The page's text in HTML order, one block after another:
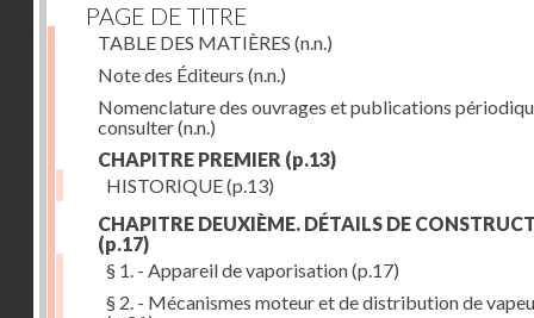
PAGE DE TITRE
TABLE DES MATIÈRES (n.n.)
Note des Éditeurs (n.n.)
Nomenclature des ouvrages et publications
consulter(n.n.)
CHAPITRE PREMIER (p.13)
HISTORIQUE(p.13)
CHAPITRE DEUXIÈME. DÉTAILS DE
(p.17)
§ 1. - Appareil de vaporisation(p.17)
§ 2. - Mécanismes moteur et de distribution de